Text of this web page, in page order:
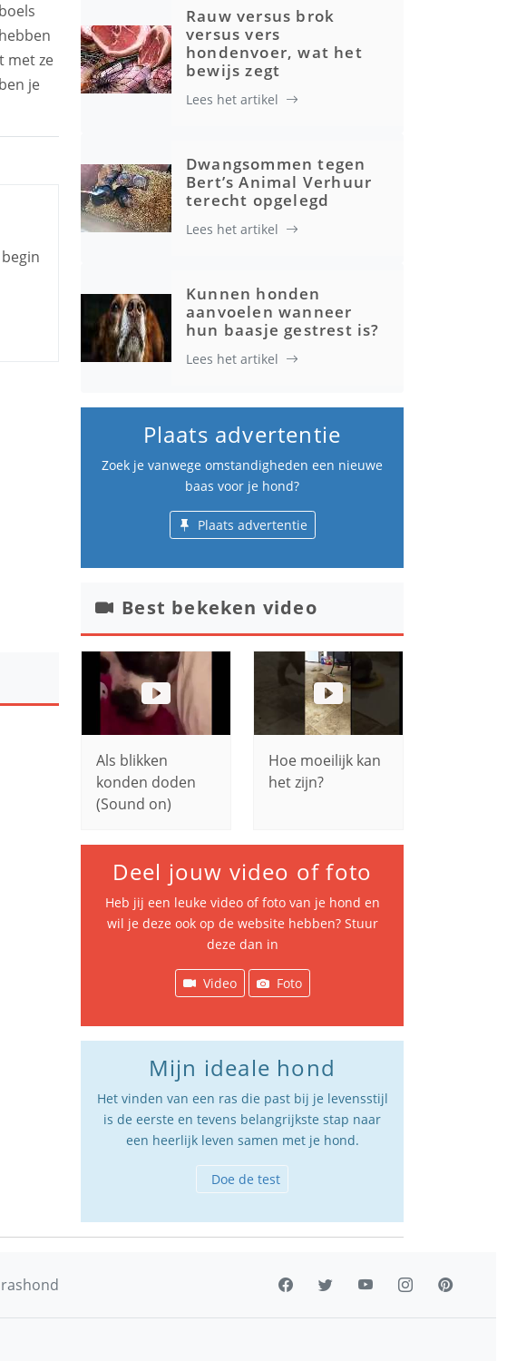
met ze
je
Rauw versus brok
versus vers
hondenvoer, wat het
bewijs zegt
Lees het artikel
Dwangsommen tegen
Bert’s Animal Verhuur
terecht opgelegd
Lees het artikel
Kunnen honden
aanvoelen wanneer
hun baasje gestrest is?
Lees het artikel
Plaats advertentie
Zoek je vanwege omstandigheden een nieuwe
baas voor je hond?
Plaats advertentie
Best bekeken video
Als blikken
konden doden
(Sound on)
Hoe moeilijk kan
het zijn?
Deel jouw video of foto
Heb jij een leuke video of foto van je hond en
wil je deze ook op de website hebben? Stuur
deze dan in
Video Foto
Mijn ideale hond
Het vinden van een ras die past bij je levensstijl
is de eerste en tevens belangrijkste stap naar
een heerlijk leven samen met je hond.
Doe de test